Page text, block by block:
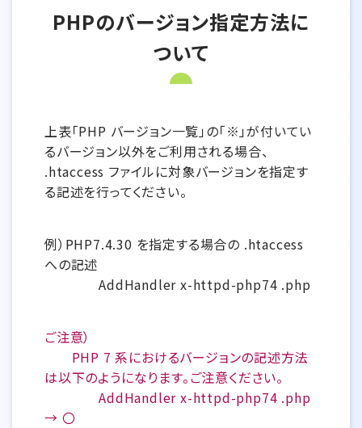
PHPのバージョン指定方法に
ついて
上表「PHP バージョン一覧」の「※」が付いてい
るバージョン以外をご利用される場合、
.htaccess ファイルに対象バージョンを指定す
る記述を行ってください。
例）PHP7.4.30 を指定する場合の .htaccess
への記述
AddHandler x-httpd-php74 .php
ご注意）
PHP 7 系におけるバージョンの記述方法
は以下のようになります。ご注意ください。
AddHandler x-httpd-php74 .php
→ 〇